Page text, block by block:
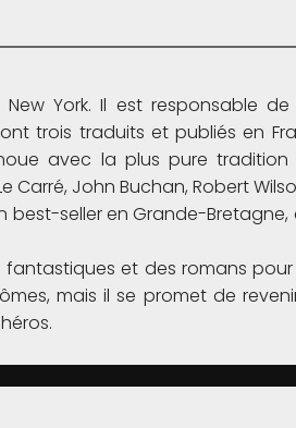
York. Il est responsable
trois traduits et publiés en
avec la plus pure
John Buchan, Robert
best-seller en Grande-
et des romans
mais il se promet de